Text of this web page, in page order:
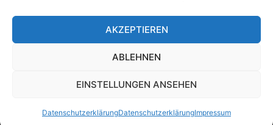
AKZEPTIEREN
ABLEHNEN
EINSTELLUNGEN ANSEHEN
DatenschutzerklärungDatenschutzerklärungImpressum